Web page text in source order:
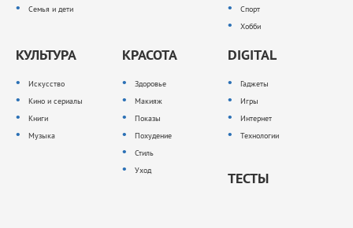
Семья и дети
Спорт
Хобби
КУЛЬТУРА
Искусство
Кино и сериалы
Книги
Музыка
КРАСОТА
Здоровье
Макияж
Показы
Похудение
Стиль
Уход
DIGITAL
Гаджеты
Игры
Интернет
Технологии
ТЕСТЫ